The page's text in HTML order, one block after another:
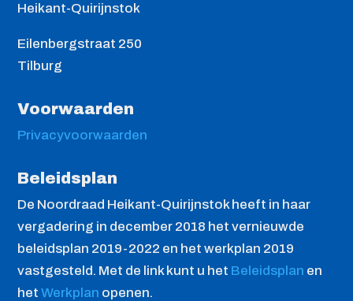
Heikant-Quirijnstok
Eilenbergstraat 250
Tilburg
Voorwaarden
Privacyvoorwaarden
Beleidsplan
De Noordraad Heikant-Quirijnstok heeft in haar
vergadering in december 2018 het vernieuwde
beleidsplan 2019-2022 en het werkplan 2019
vastgesteld. Met de link kunt u het Beleidsplan en
hetWerkplan openen.